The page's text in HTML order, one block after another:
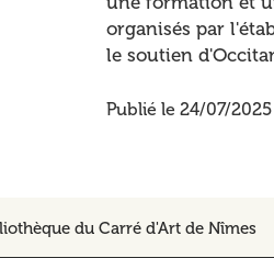
organisés par
le soutien
Publié le 24/07/2025
du Carré d'Art de Nîmes